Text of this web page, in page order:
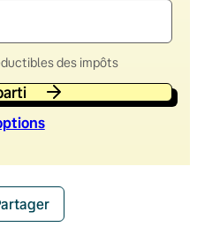
des impôts
s